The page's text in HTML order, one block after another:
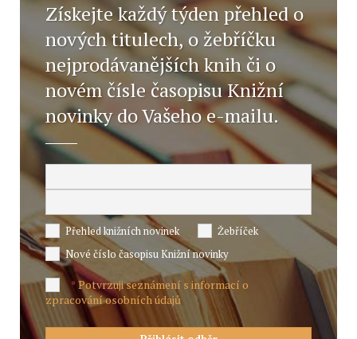
Získejte každý týden přehled o
nových titulech, o žebříčku
nejprodávanějších knih či o
novém čísle časopisu Knižní
novinky do Vašeho e-mailu.
Přehled knižních novinek
Žebříček
Nové číslo časopisu Knižní novinky
*Potvrzuji seznámení s informací o
zpracování osobních údajů